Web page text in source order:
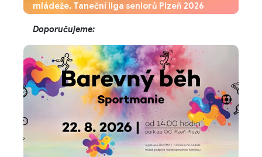
mládeže, Taneční liga seniorů Plzeň 2026
Doporučujeme: